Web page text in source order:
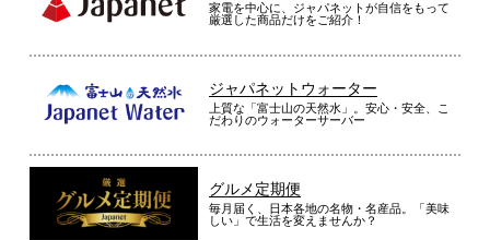
家電を中心に、ジャパネットが自信をもって
厳選した商品だけをご紹介！
ジャパネットウォーター
上質な「富士山の天然水」。安心・安全、こ
だわりのウォーターサーバー
グルメ定期便
毎月届く、日本各地の名物・名産品。「美味
しい」で生活を変えませんか？